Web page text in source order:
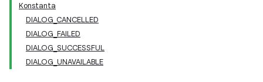
Konstanta
DIALOG_CANCELLED
DIALOG_FAILED
DIALOG_SUCCESSFUL
DIALOG_UNAVAILABLE